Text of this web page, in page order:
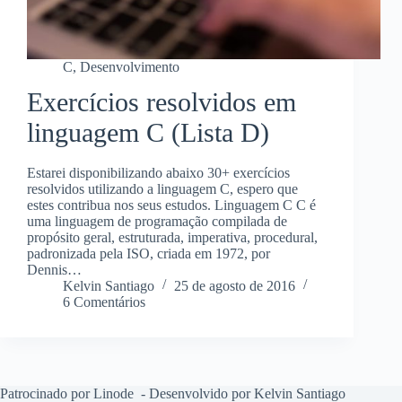
C, Desenvolvimento
Exercícios resolvidos em
linguagem C (Lista D)
Estarei disponibilizando abaixo 30+ exercícios
resolvidos utilizando a linguagem C, espero que
estes contribua nos seus estudos. Linguagem C C é
uma linguagem de programação compilada de
propósito geral, estruturada, imperativa, procedural,
padronizada pela ISO, criada em 1972, por
Dennis…
Kelvin Santiago
25 de agosto de 2016
6 Comentários
Patrocinado por Linode - Desenvolvido por Kelvin Santiago